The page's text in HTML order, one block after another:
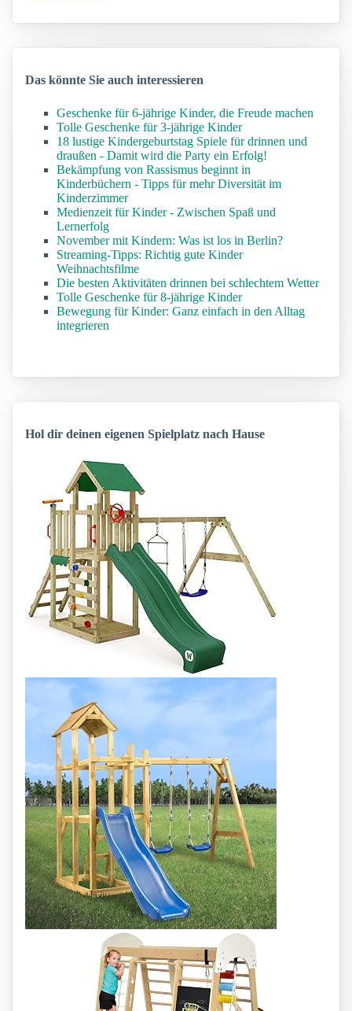
Das könnte Sie auch interessieren
Geschenke für 6-jährige Kinder, die Freude machen
Tolle Geschenke für 3-jährige Kinder
18 lustige Kindergeburtstag Spiele für drinnen und
draußen - Damit wird die Party ein Erfolg!
Bekämpfung von Rassismus beginnt in
Kinderbüchern - Tipps für mehr Diversität im
Kinderzimmer
Medienzeit für Kinder - Zwischen Spaß und
Lernerfolg
November mit Kindern: Was ist los in Berlin?
Streaming-Tipps: Richtig gute Kinder
Weihnachtsfilme
Die besten Aktivitäten drinnen bei schlechtem Wetter
Tolle Geschenke für 8-jährige Kinder
Bewegung für Kinder: Ganz einfach in den Alltag
integrieren
Hol dir deinen eigenen Spielplatz nach Hause